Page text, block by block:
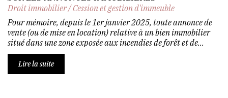
Droit immobilier/Cession et gestion d'immeuble
Pour mémoire, depuis le 1er janvier 2025, toute annonce de
vente (ou de mise en location) relative à un bien immobilier
situé dans une zone exposée aux incendies de forêt et de...
Lire la suite